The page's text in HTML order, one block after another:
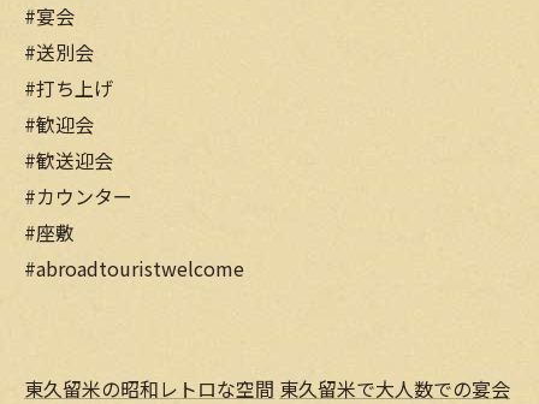
#宴会
#送別会
#打ち上げ
#歓迎会
#歓送迎会
#カウンター
#座敷
#abroadtouristwelcome
東久留米の昭和レトロな空間 東久留米で大人数での宴会